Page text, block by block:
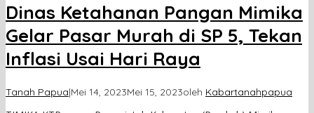
Dinas Ketahanan Pangan Mimika
Gelar Pasar Murah di SP 5, Tekan
Inflasi Usai Hari Raya
Tanah Papua|Mei 14, 2023Mei 15, 2023oleh Kabartanahpapua